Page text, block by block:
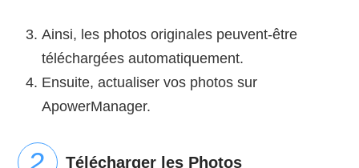
Ainsi, les photos originales peuvent-être
téléchargées automatiquement.
Ensuite, actualiser vos photos sur
ApowerManager.
Télécharger les Photos